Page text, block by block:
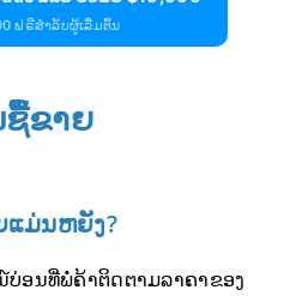
ຟຣີສຳລັບຜູ້ເລີ່ມຕົ້ນ
ຂາຍ
ມ່ນຫຍັງ?
ອນທີ່ພໍ່ຄ້າຕິດຕາມລາຄາຂອງ